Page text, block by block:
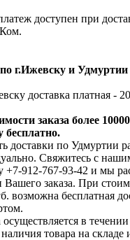
доступен при
г.Ижевску и Удмуртии
доставка платная -
заказа более
бесплатно.
доставки по Удмуртии
Свяжитесь с
+7-912-767-93-42 и мы
Вашего заказа. При
возможна бесплатная
осуществляется в
товара на складе